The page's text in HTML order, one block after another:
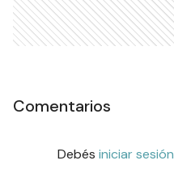
Comentarios
Debés iniciar sesión